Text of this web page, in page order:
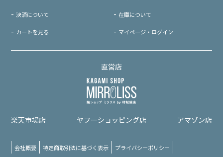
決済について 在庫について
カートを見る マイページ・ログイン
直営店
楽天市場店 ヤフーショッピング店 アマゾン店
会社概要 特定商取引法に基づく表示 プライバシーポリシー